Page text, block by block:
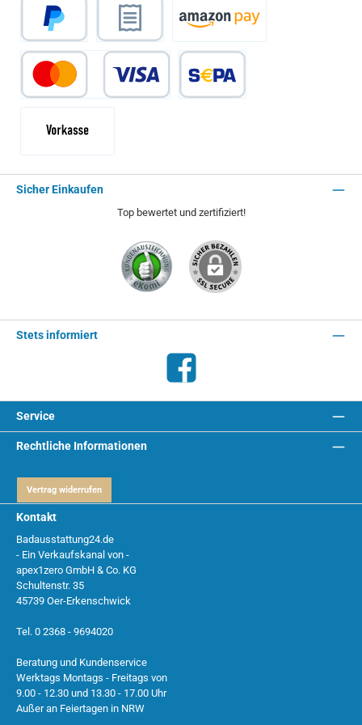
PayPal Rechnungskauf Amazon Pay
Sicher Einkaufen
Top bewertet und zertifiziert!
Stets informiert
Facebook
Kontakt
Badausstattung24.de
- Ein Verkaufskanal von -
apex1zero GmbH & Co. KG
Schultenstr. 35
45739 Oer-Erkenschwick
Tel. 0 2368 - 9694020
Beratung und Kundenservice
Werktags Montags - Freitags von
9.00 - 12.30 und 13.30 - 17.00 Uhr
Außer an Feiertagen in NRW
Service
Rechtliche Informationen
Vertrag widerrufen